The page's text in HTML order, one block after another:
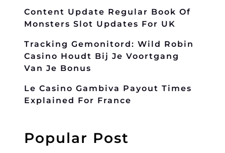
Content Update Regular Book Of
Monsters Slot Updates For UK
Tracking Gemonitord: Wild Robin
Casino Houdt Bij Je Voortgang
Van Je Bonus
Le Casino Gambiva Payout Times
Explained For France
Popular Post